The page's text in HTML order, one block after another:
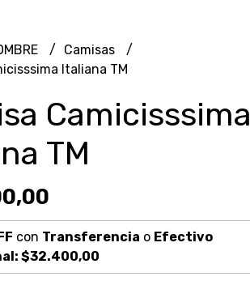
Camisas
Italiana TM
Camicisssima
TM
con Transferencia o Efectivo
$32.400,00